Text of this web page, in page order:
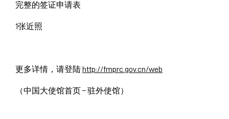
完整的签证申请表
1张近照
更多详情，请登陆 http://fmprc.gov.cn/web
（中国大使馆首页 – 驻外使馆）